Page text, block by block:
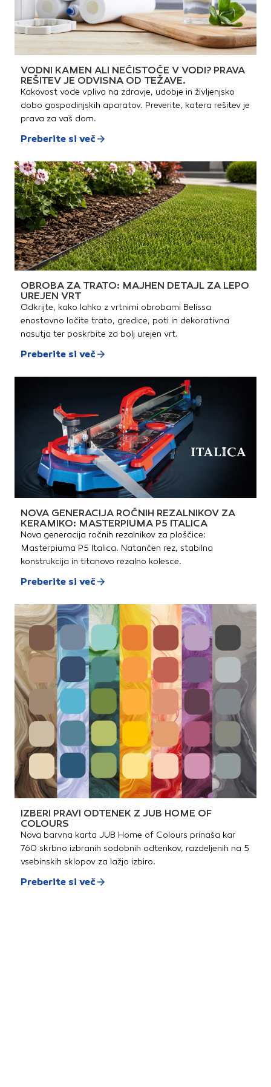
VODNI KAMEN ALI NEČISTOČE V VODI? PRAVA
REŠITEV JE ODVISNA OD TEŽAVE.
Kakovost vode vpliva na zdravje, udobje in življenjsko
dobo gospodinjskih aparatov. Preverite, katera rešitev je
prava za vaš dom.
Preberite si več
OBROBA ZA TRATO: MAJHEN DETAJL ZA LEPO
UREJEN VRT
Odkrijte, kako lahko z vrtnimi obrobami Belissa
enostavno ločite trato, gredice, poti in dekorativna
nasutja ter poskrbite za bolj urejen vrt.
Preberite si več
NOVA GENERACIJA ROČNIH REZALNIKOV ZA
KERAMIKO: MASTERPIUMA P5 ITALICA
Nova generacija ročnih rezalnikov za ploščice:
Masterpiuma P5 Italica. Natančen rez, stabilna
konstrukcija in titanovo rezalno kolesce.
Preberite si več
IZBERI PRAVI ODTENEK Z JUB HOME OF
COLOURS
Nova barvna karta JUB Home of Colours prinaša kar
760 skrbno izbranih sodobnih odtenkov, razdeljenih na 5
vsebinskih sklopov za lažjo izbiro.
Preberite si več